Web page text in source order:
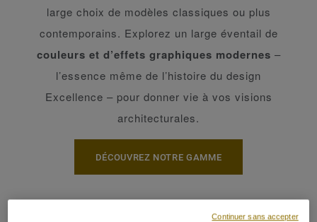
large choix de modèles classiques ou plus
contemporains. Explorez un large éventail de
couleurs et d’effets graphiques modernes –
l’essence même de l’histoire du design
Excellence – pour donner vie à vos visions
architecturales.
DÉCOUVREZ NOTRE GAMME
Continuer sans accepter